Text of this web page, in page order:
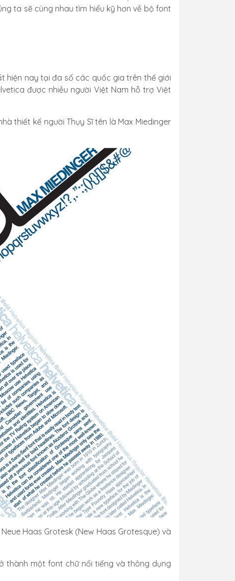
ta sẽ cùng nhau tìm hiểu kỹ hơn về bộ font
hiện nay tại đa số các quốc gia trên thế giới
được nhiều người Việt Nam hỗ trợ Việt
thiết kế người Thụy Sĩ tên là Max Miedinger
Haas Grotesk (New Haas Grotesque) và
thành một font chữ nổi tiếng và thông dụng